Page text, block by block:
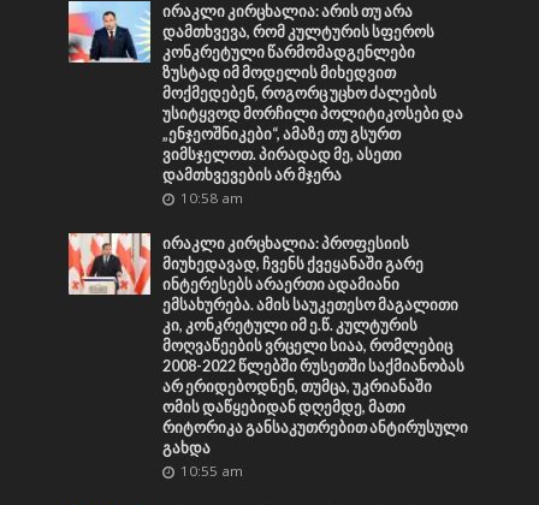
ირაკლი კირცხალია: არის თუ არა
დამთხვევა, რომ კულტურის სფეროს
კონკრეტული წარმომადგენლები
ზუსტად იმ მოდელის მიხედვით
მოქმედებენ, როგორც უცხო ძალების
უსიტყვოდ მორჩილი პოლიტიკოსები და
„ენჯეოშნიკები“, ამაზე თუ გსურთ
ვიმსჯელოთ. პირადად მე, ასეთი
დამთხვევების არ მჯერა
10:58 am
ირაკლი კირცხალია: პროფესიის
მიუხედავად, ჩვენს ქვეყანაში გარე
ინტერესებს არაერთი ადამიანი
ემსახურება. ამის საუკეთესო მაგალითი
კი, კონკრეტული იმ ე.წ. კულტურის
მოღვაწეების ვრცელი სიაა, რომლებიც
2008-2022 წლებში რუსეთში საქმიანობას
არ ერიდებოდნენ, თუმცა, უკრიანაში
ომის დაწყებიდან დღემდე, მათი
რიტორიკა განსაკუთრებით ანტირუსული
გახდა
10:55 am